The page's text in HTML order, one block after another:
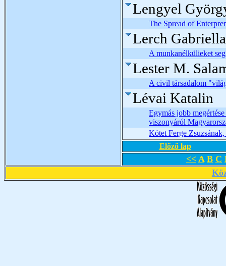
Lengyel
The Spread of
Lerch Gabriella
A munkanélkülieket
Lester M.
A civil társadalom
Lévai Katalin
Egymás jobb
viszonyáról
Kötet Ferge Zsuzsának,
Előző lap
<< A B C